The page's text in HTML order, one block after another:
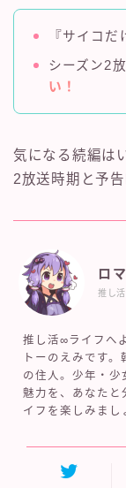
『サイコ
シーズン2
い！
気になる続編は
2放送時期と予
ロ
推し
推し活∞ライフへ
トーのえみです
の住人。少年・少
魅力を、あなたと
イフを楽しみまし